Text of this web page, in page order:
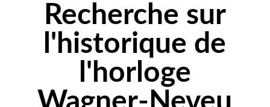
Recherche sur
l'historique de
l'horloge